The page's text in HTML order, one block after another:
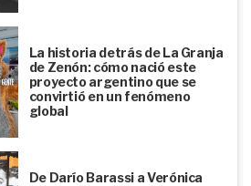
La historia detrás de La Granja
de Zenón: cómo nació este
proyecto argentino que se
convirtió en un fenómeno
global
De Darío Barassi a Verónica